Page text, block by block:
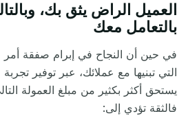
العميل الراض يثق بك،
بالتعامل معك
في حين أن النجاح في إبرام صفقة أمر
التي تبنيها مع عملائك، عبر توفير
يستحق أكثر بكثير من مبلغ العمولة
فالثقة تؤدي إلى: